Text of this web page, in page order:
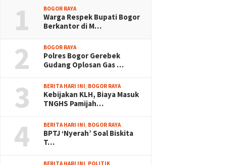
1 BOGOR RAYA
Warga Respek Bupati Bogor
Berkantor di M…
2 BOGOR RAYA
Polres Bogor Gerebek
Gudang Oplosan Gas …
3 BERITA HARI INI, BOGOR RAYA
Kebijakan KLH, Biaya Masuk
TNGHS Pamijah…
4 BERITA HARI INI, BOGOR RAYA
BPTJ ‘Nyerah’ Soal Biskita
T…